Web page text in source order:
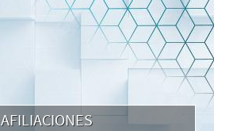
AFILIACIONES